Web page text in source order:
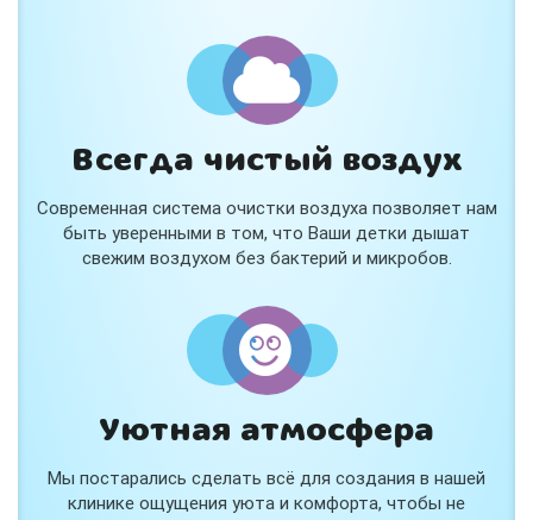
Всегда чистый воздух
Современная система очистки воздуха позволяет нам
быть уверенными в том, что Ваши детки дышат
свежим воздухом без бактерий и микробов.
Уютная атмосфера
Мы постарались сделать всё для создания в нашей
клинике ощущения уюта и комфорта, чтобы не